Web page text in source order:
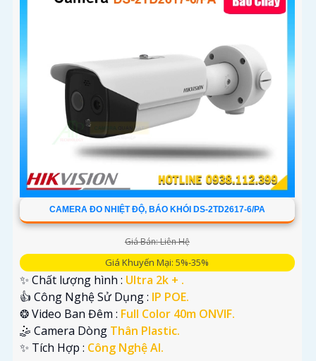
CAMERA ĐO NHIỆT ĐỘ, BÁO KHÓI DS-2TD2617-6/PA
Giá Bán: Liên Hệ
Giá Khuyến Mại: 5%-35%
✨ Chất lượng hình : Ultra 2k + .
👍 Công Nghệ Sử Dụng : IP POE.
❂ Video Ban Đêm : Full Color 40m ONVIF.
🤹 Camera Dòng Thân Plastic.
️✨ Tích Hợp : Công Nghệ AI.